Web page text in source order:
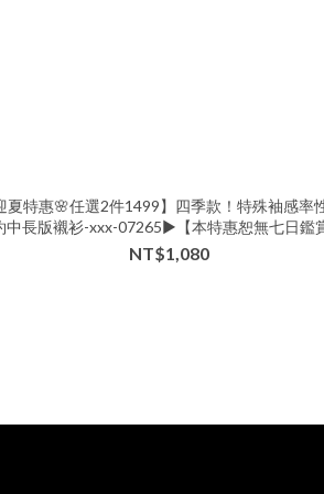
夏特惠🌸任選2件1499】四季款！特殊袖感率
中長版襯衫-xxx-07265▶【本特惠恕無七日鑑
🙏可以接受的美女再下單💗】
NT$1,080